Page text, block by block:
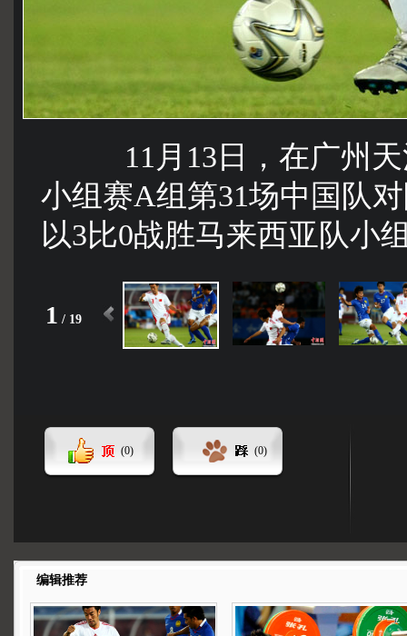
11月13日，在广州天
小组赛A组第31场中国队
以3比0战胜马来西亚队小
1 / 19
(0) (0)
编辑推荐